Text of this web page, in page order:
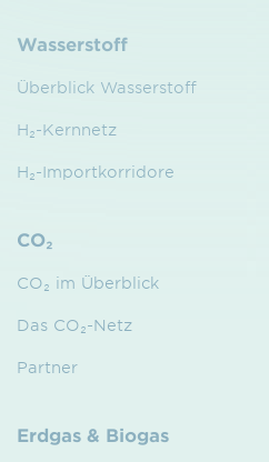
Wasserstoff
Überblick Wasserstoff
H₂-Kernnetz
H₂-Importkorridore
CO₂
CO₂ im Überblick
Das CO₂-Netz
Partner
Erdgas & Biogas